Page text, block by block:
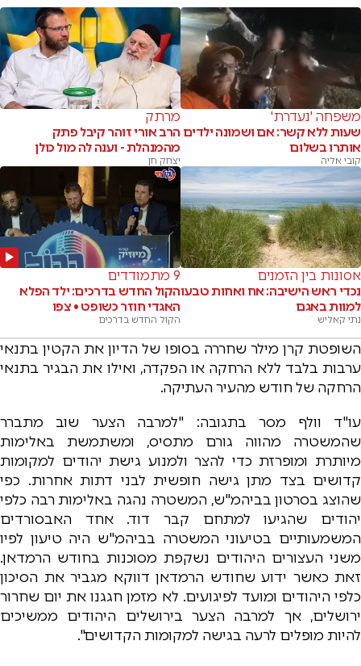
משפחה 'נעדרת'
שעות ללא קשר: אם ושמונה ילדים
אותרו בשלום
קובי אליה
מרתק
הרב אורי זוהר קיבל פתק
מהמנהלת - וענה לה מול כולן
יצחק חן
אסונות בין הזמנים
נכדי ראש הישיבה: אח ואחות טבעו
למוות באגם
נתי קאליש
9 מתמודדים
הקול החדש בדרכים: ילד הפלא
האגדי חוזר כשופט • צפו
הקול החדש בדרכים
השופטת קרן מילר שחררה בסופו של הדיון את הקטין בתנאי
ערבות בלבד ללא הרחקה או הפקדה, ואילו את הבגיר בתנאי
הרחקה של חודש מהעיר העתיקה.
עו"ד וולף מסר בתגובה: "למרבה הצער שוב מתברר
שהמשטרה מהווה גורם מתסיס, ומשתמשת באלימות
מיותרת ומופרזת כדי להצר ולמנוע גישת יהודים למקומות
קדושים בצד מתן גישה חופשית לבני דתות אחרות. כפי
שהוצג בסרטון בביהמ"ש, המשטרה נהגה באלימות רבה כלפי
יהודים שהגיעו למתחם קבר דוד. אחד האבסורדים
המשמעותיים בטיעוני המשטרה בביהמ"ש היה טיעון לפיו
משני העצורים היהודים נשקפת מסוכנות בחודש הרמדאן.
זאת כאשר ידוע שחודש הרמדאן דווקא מגביר את הסיכון
כלפי היהודים ומועד לפיגועים. לא מזמן חגגנו את יום שחרור
ירושלים, אך למרבה הצער בירושלים היהודים ממשיכים
להיות מופלים לרעה בגישה למקומות הקדושים".